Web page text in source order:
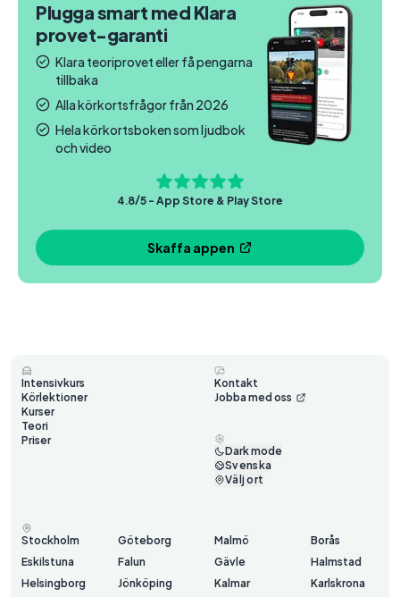
Plugga smart med Klara
provet-garanti
Klara teoriprovet eller få pengarna
tillbaka
Alla körkortsfrågor från 2026
Hela körkortsboken som ljudbok
och video
4.8/5 - App Store & Play Store
Skaffa appen
Intensivkurs
Körlektioner
Kurser
Teori
Priser
Kontakt
Jobba med oss
Dark mode
Svenska
Välj ort
Stockholm Göteborg Malmö
Borås
Eskilstuna
Falun Gävle
Halmstad
Helsingborg
Jönköping Kalmar
Karlskrona